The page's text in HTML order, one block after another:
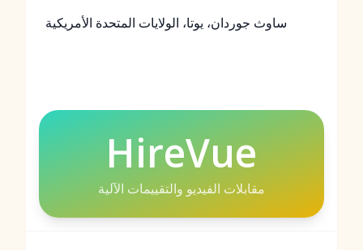
ساوث جوردان، يوتا، الولايات المتحدة الأمريكية
HireVue
مقابلات الفيديو والتقييمات الآلية